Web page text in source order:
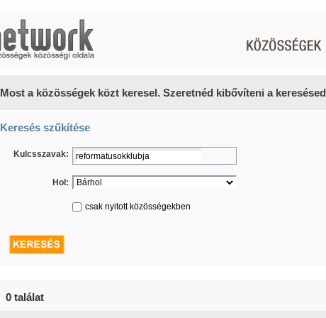
Most a közösségek közt keresel. Szeretnéd kibővíteni a keresésed
Keresés szűkítése
Kulcsszavak:
Hol:
csak nyitott közösségekben
0 találat